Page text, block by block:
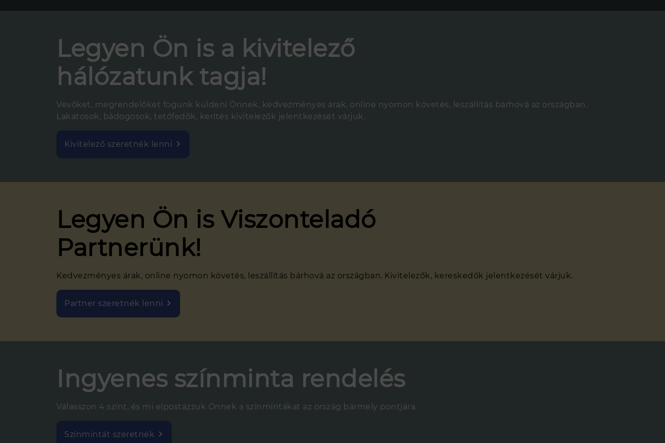
Legyen Ön is a kivitelező
hálózatunk tagja!
Vevőket, megrendelőket fogunk küldeni Önnek, kedvezményes árak, online nyomon követés, leszállítás bárhová az országban.
Lakatosok, bádogosok, tetőfedők, kerítés kivitelezők jelentkezését várjuk.
Kivitelező szeretnék lenni
Legyen Ön is Viszonteladó
Partnerünk!
Kedvezményes árak, online nyomon követés, leszállítás bárhová az országban. Kivitelezők, kereskedők jelentkezését várjuk.
Partner szeretnék lenni
Ingyenes színminta rendelés
Válasszon 4 színt, és mi elpostázzuk Önnek a színmintákat az ország bármely pontjára.
Színmintát szeretnék